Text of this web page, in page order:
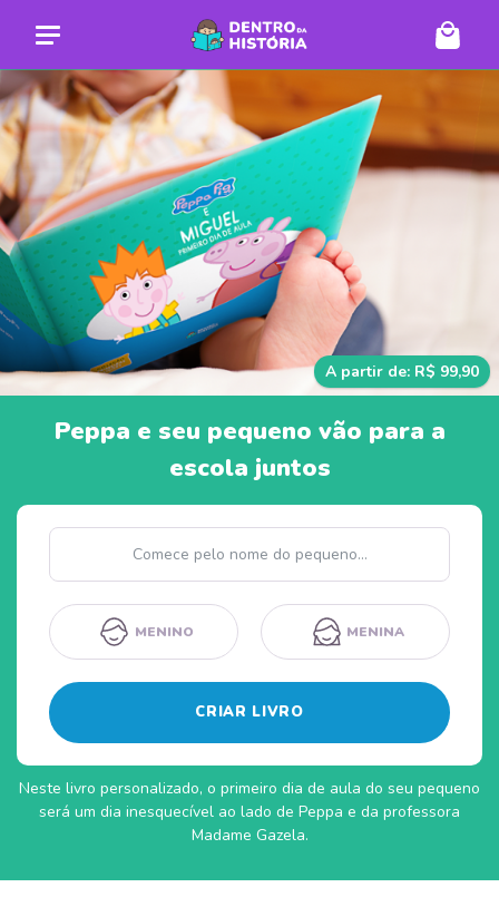
A partir de: R$ 99,90
Peppa e seu pequeno vão para a
escola juntos
Nome
MENINO MENINA
CRIAR LIVRO
Neste livro personalizado, o primeiro dia de aula do seu pequeno
será um dia inesquecível ao lado de Peppa e da professora
Madame Gazela.